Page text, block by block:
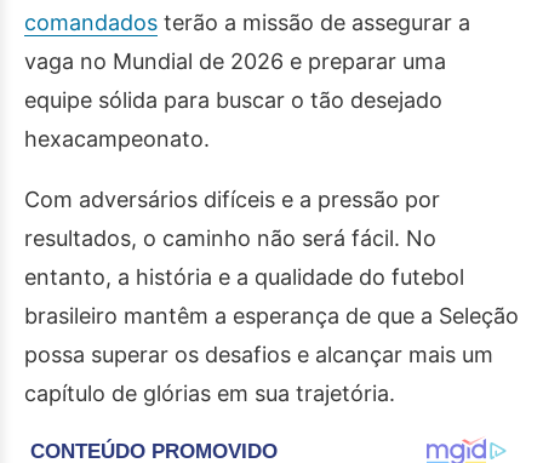
comandados terão a missão de assegurar a
vaga no Mundial de 2026 e preparar uma
equipe sólida para buscar o tão desejado
hexacampeonato.
Com adversários difíceis e a pressão por
resultados, o caminho não será fácil. No
entanto, a história e a qualidade do futebol
brasileiro mantêm a esperança de que a Seleção
possa superar os desafios e alcançar mais um
capítulo de glórias em sua trajetória.